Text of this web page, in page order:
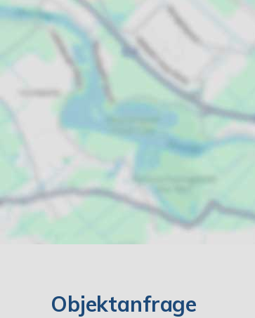
Objektanfrage